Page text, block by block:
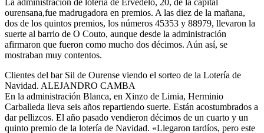
ourensana,fue madrugadora en premios. A las diez de la mañana,
dos de los quintos premios, los números 45353 y 88979, llevaron la
suerte al barrio de O Couto, aunque desde la administración
afirmaron que fueron como mucho dos décimos. Aún así, se
mostraban muy contentos.
Clientes del bar Sil de Ourense viendo el sorteo de la Lotería de
Navidad. ALEJANDRO CAMBA
En la administración Blanca, en Xinzo de Limia, Herminio
Carballeda lleva seis años repartiendo suerte. Están acostumbrados a
dar pellizcos. El año pasado vendieron décimos de un cuarto y un
quinto premio de la lotería de Navidad. «Llegaron tardíos, pero este